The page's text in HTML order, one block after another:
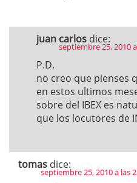
juan carlos dice:
septiembre 25, 2010
P.D.
no creo que pienses
en estos ultimos
sobre del IBEX es
que los locutores de
tomas dice:
septiembre 25, 2010 a las